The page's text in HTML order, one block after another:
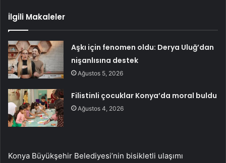
İlgili Makaleler
Aşkı için fenomen oldu: Derya Uluğ’dan
nişanlısına destek
Ağustos 5, 2026
Filistinli çocuklar Konya’da moral buldu
Ağustos 4, 2026
Konya Büyükşehir Belediyesi’nin bisikletli ulaşımı